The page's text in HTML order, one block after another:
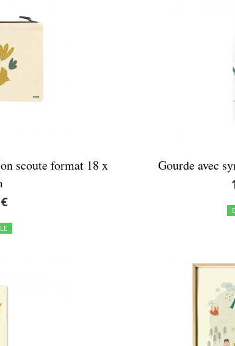
scoute format 18 x
Gourde avec